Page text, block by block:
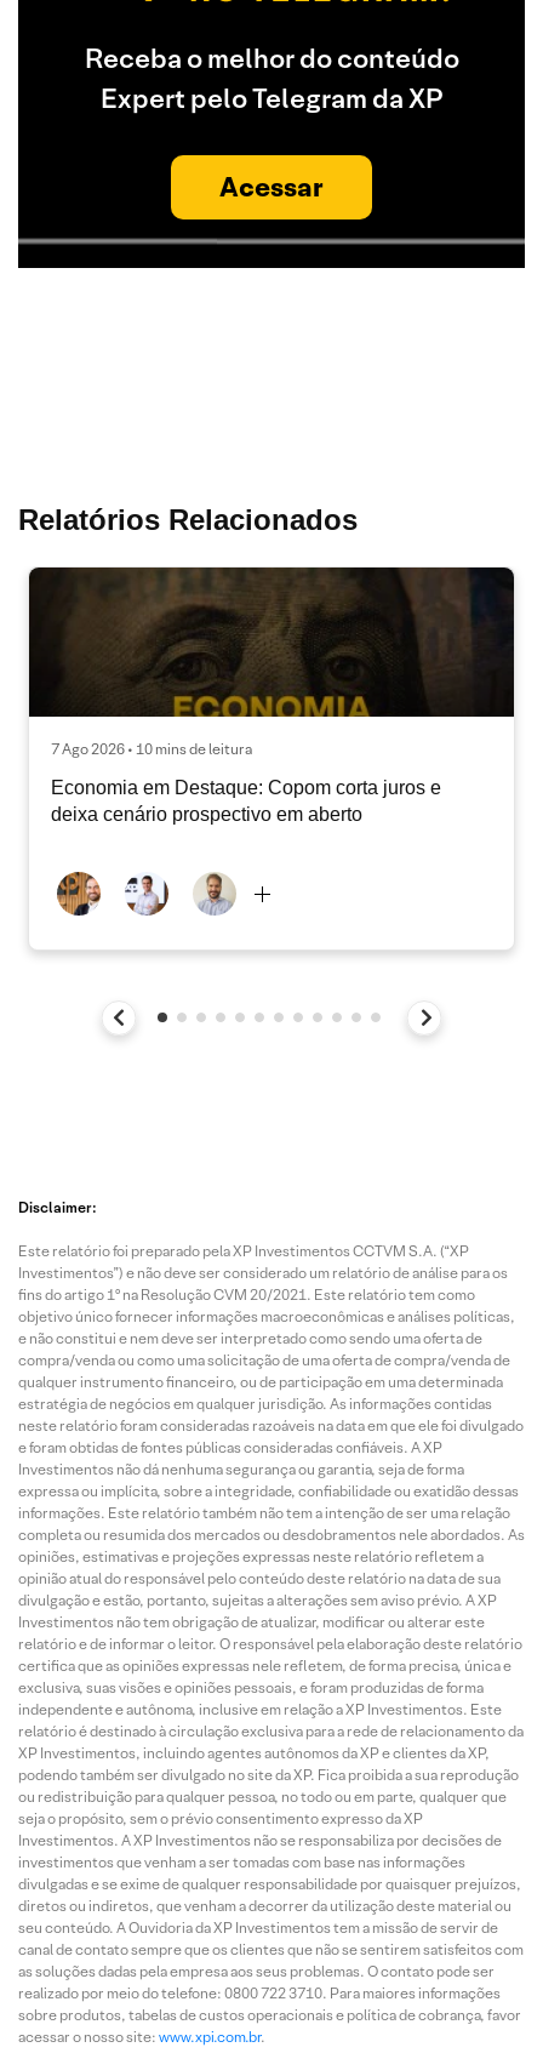
Receba o melhor do conteúdo
Expert pelo Telegram da XP
Acessar
Relatórios Relacionados
7 Ago 2026 • 10 mins de leitura
Economia em Destaque: Copom corta juros e
deixa cenário prospectivo em aberto
Disclaimer:
Este relatório foi preparado pela XP Investimentos CCTVM S.A. (“XP
Investimentos”) e não deve ser considerado um relatório de análise para os
fins do artigo 1º na Resolução CVM 20/2021. Este relatório tem como
objetivo único fornecer informações macroeconômicas e análises políticas,
e não constitui e nem deve ser interpretado como sendo uma oferta de
compra/venda ou como uma solicitação de uma oferta de compra/venda de
qualquer instrumento financeiro, ou de participação em uma determinada
estratégia de negócios em qualquer jurisdição. As informações contidas
neste relatório foram consideradas razoáveis na data em que ele foi divulgado
e foram obtidas de fontes públicas consideradas confiáveis. A XP
Investimentos não dá nenhuma segurança ou garantia, seja de forma
expressa ou implícita, sobre a integridade, confiabilidade ou exatidão dessas
informações. Este relatório também não tem a intenção de ser uma relação
completa ou resumida dos mercados ou desdobramentos nele abordados. As
opiniões, estimativas e projeções expressas neste relatório refletem a
opinião atual do responsável pelo conteúdo deste relatório na data de sua
divulgação e estão, portanto, sujeitas a alterações sem aviso prévio. A XP
Investimentos não tem obrigação de atualizar, modificar ou alterar este
relatório e de informar o leitor. O responsável pela elaboração deste relatório
certifica que as opiniões expressas nele refletem, de forma precisa, única e
exclusiva, suas visões e opiniões pessoais, e foram produzidas de forma
independente e autônoma, inclusive em relação a XP Investimentos. Este
relatório é destinado à circulação exclusiva para a rede de relacionamento da
XP Investimentos, incluindo agentes autônomos da XP e clientes da XP,
podendo também ser divulgado no site da XP. Fica proibida a sua reprodução
ou redistribuição para qualquer pessoa, no todo ou em parte, qualquer que
seja o propósito, sem o prévio consentimento expresso da XP
Investimentos. A XP Investimentos não se responsabiliza por decisões de
investimentos que venham a ser tomadas com base nas informações
divulgadas e se exime de qualquer responsabilidade por quaisquer prejuízos,
diretos ou indiretos, que venham a decorrer da utilização deste material ou
seu conteúdo. A Ouvidoria da XP Investimentos tem a missão de servir de
canal de contato sempre que os clientes que não se sentirem satisfeitos com
as soluções dadas pela empresa aos seus problemas. O contato pode ser
realizado por meio do telefone: 0800 722 3710. Para maiores informações
sobre produtos, tabelas de custos operacionais e política de cobrança, favor
acessar o nosso site: www.xpi.com.br.